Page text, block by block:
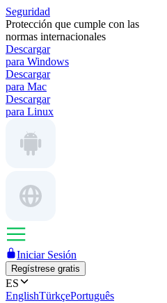
Seguridad
Protección que cumple con las
normas internacionales
Descargar
para Windows
Descargar
para Mac
Descargar
para Linux
Iniciar Sesión
Regístrese gratis
ES
EnglishTürkçePortuguês